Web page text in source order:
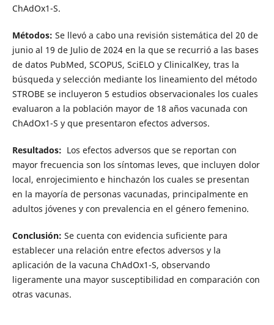
ChAdOx1-S.
Métodos: Se llevó a cabo una revisión sistemática del 20 de
junio al 19 de Julio de 2024 en la que se recurrió a las bases
de datos PubMed, SCOPUS, SciELO y ClinicalKey, tras la
búsqueda y selección mediante los lineamiento del método
STROBE se incluyeron 5 estudios observacionales los cuales
evaluaron a la población mayor de 18 años vacunada con
ChAdOx1-S y que presentaron efectos adversos.
Resultados: Los efectos adversos que se reportan con
mayor frecuencia son los síntomas leves, que incluyen dolor
local, enrojecimiento e hinchazón los cuales se presentan
en la mayoría de personas vacunadas, principalmente en
adultos jóvenes y con prevalencia en el género femenino.
Conclusión: Se cuenta con evidencia suficiente para
establecer una relación entre efectos adversos y la
aplicación de la vacuna ChAdOx1-S, observando
ligeramente una mayor susceptibilidad en comparación con
otras vacunas.